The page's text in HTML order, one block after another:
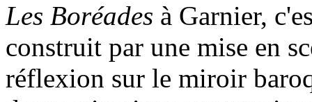
Les Boréades à Garnier,
construit par une mise en
réflexion sur le miroir